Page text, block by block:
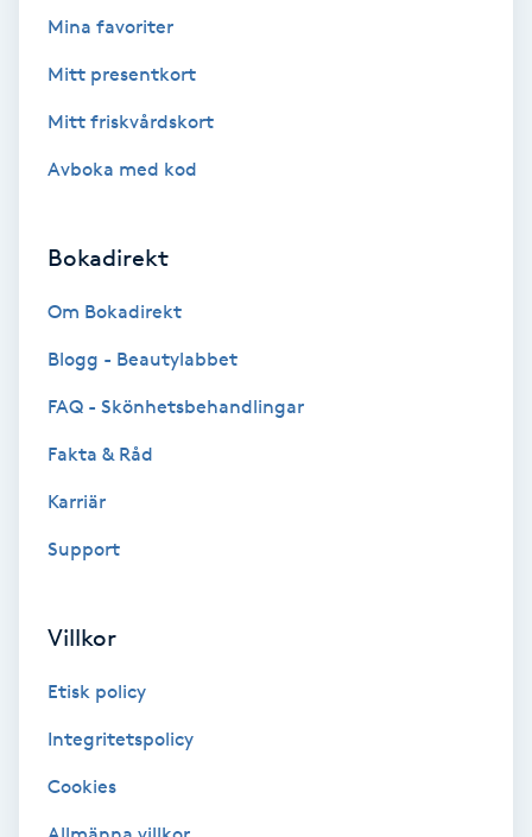
Ombre naglar
Optiker
Ortopedi
Pedikyr
Pensionärklippning
Permanent hårborttagning
Permanent ögonbrynsmakeup
Personal shopper
Mina favoriter
Mitt presentkort
Mitt friskvårdskort
Avboka med kod
Bokadirekt
Om Bokadirekt
Blogg - Beautylabbet
FAQ - Skönhetsbehandlingar
Fakta & Råd
Karriär
Support
Villkor
Etisk policy
Integritetspolicy
Cookies